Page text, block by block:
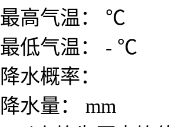
最高气温：
℃
最低气温：
- ℃
降水概率：
降水量：
mm